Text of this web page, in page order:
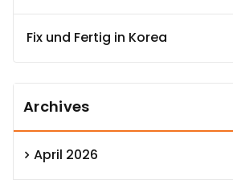
Fix und Fertig in Korea
Archives
April 2026